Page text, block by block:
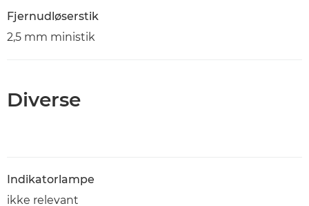
Fjernudløserstik
2,5 mm ministik
Diverse
Indikatorlampe
ikke relevant